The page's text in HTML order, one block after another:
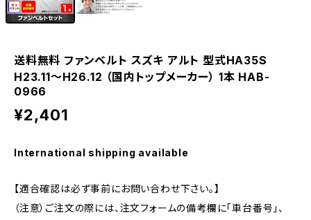
送料無料 ファンベルト スズキ アルト 型式HA35S
H23.11～H26.12 （国内トップメーカー） 1本 HAB-
0966
¥2,401
International shipping available
【適合確認は必ず事前にお問い合わせ下さい。】
（注意）ご注文の際には、注文フォームの備考欄に「車台番号」、